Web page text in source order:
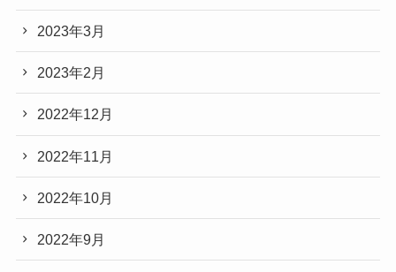
2023年3月
2023年2月
2022年12月
2022年11月
2022年10月
2022年9月